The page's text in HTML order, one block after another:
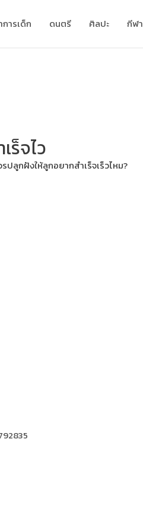
ารเด็ก ดนตรี ศิลปะ กีฬา
ร็จไว
ปลูกฝังให้ลูกอยากสำเร็จเร็วไหม?